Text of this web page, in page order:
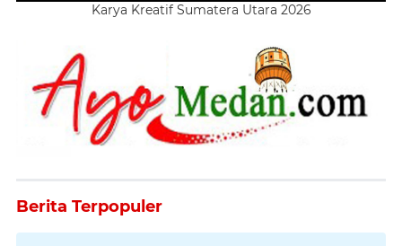
Karya Kreatif Sumatera Utara 2026
Berita Terpopuler